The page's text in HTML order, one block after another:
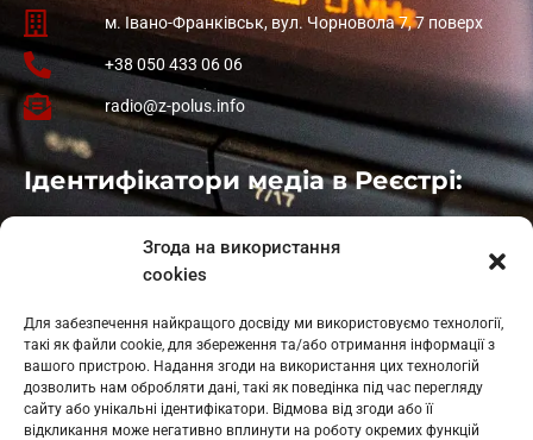
Згода на використання
cookies
Для забезпечення найкращого досвіду ми використовуємо технології,
такі як файли cookie, для збереження та/або отримання інформації з
вашого пристрою. Надання згоди на використання цих технологій
дозволить нам обробляти дані, такі як поведінка під час перегляду
сайту або унікальні ідентифікатори. Відмова від згоди або її
відкликання може негативно вплинути на роботу окремих функцій
м. Івано-Франківськ, вул. Чорновола 7, 7 поверх
+38 050 433 06 06
radio@z-polus.info
Ідентифікатори медіа в Реєстрі:
: L11-01410
: L11-01801
Косів: L11-01805
Гарасимів: L11-02274